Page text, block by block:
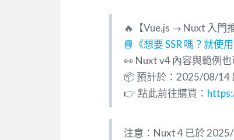
🔥【Vue.js → Nuxt 入門
📘《想要 SSR 嗎？就使
👀 Nuxt v4 內容與範例
📦 預計於：2025/08/14
👉 點此前往購買：
注意：Nuxt 4 已於